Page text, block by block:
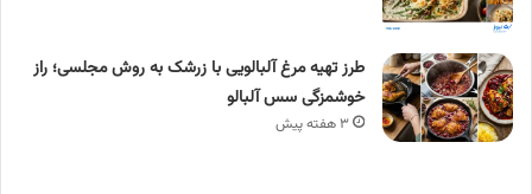
طرز تهیه مرغ آلبالویی با زرشک به روش مجلسی؛ راز
خوشمزگی سس آلبالو
۳ هفته پیش